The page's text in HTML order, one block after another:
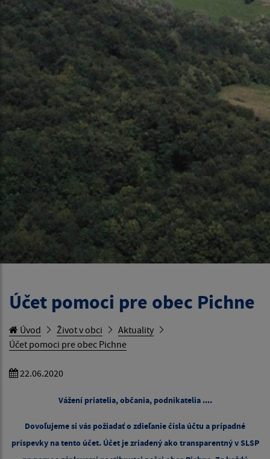
Účet pomoci pre obec Pichne
Úvod Život v obci
Aktuality
Účet pomoci pre obec Pichne
22.06.2020
Vážení priatelia, občania, podnikatelia ....
Dovoľujeme si vás požiadať o zdieľanie čísla účtu a prípadné
príspevky na tento účet. Účet je zriadený ako transparentný v SLSP